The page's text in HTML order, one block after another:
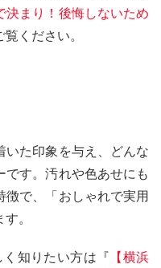
決まり！後悔しないため
覧ください。
いた印象を与え、どんな
す。汚れや色あせにも
で、「おしゃれで実用
。
知りたい方は『 【横浜